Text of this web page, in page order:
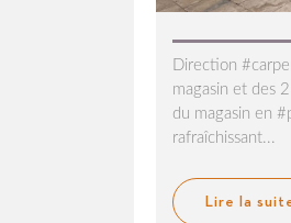
Direction
magasin et des
du magasin en
rafraîchissant...
Lire la